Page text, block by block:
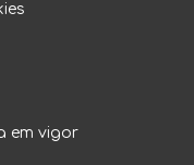
em vigor